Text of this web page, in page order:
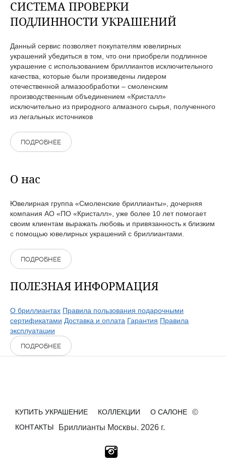
СИСТЕМА ПРОВЕРКИ
ПОДЛИННОСТИ УКРАШЕНИЙ
Данный сервис позволяет покупателям ювелирных
украшений убедиться в том, что они приобрели подлинное
украшение с использованием бриллиантов исключительного
качества, которые были произведены лидером
отечественной алмазообработки – смоленским
производственным объединением «Кристалл»
исключительно из природного алмазного сырья, полученного
из легальных источников
ПОДРОБНЕЕ
О нас
Ювелирная группа «Смоленские бриллианты», дочерняя
компания АО «ПО «Кристалл», уже более 10 лет помогает
своим клиентам выражать любовь и привязанность к близким
с помощью ювелирных украшений с бриллиантами.
ПОДРОБНЕЕ
ПОЛЕЗНАЯ ИНФОРМАЦИЯ
О бриллиантах Правила пользования подарочными
сертификатами Доставка и оплата Гарантия Правила
эксплуатации
ПОДРОБНЕЕ
КУПИТЬ УКРАШЕНИЕ КОЛЛЕКЦИИ
О САЛОНЕ
КОНТАКТЫ
©
Бриллианты Москвы. 2026 г.